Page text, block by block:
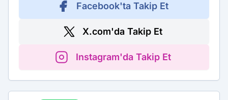
Facebook'ta Takip Et
X.com'da Takip Et
Instagram'da Takip Et